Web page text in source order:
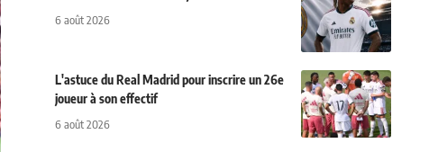
6 août 2026
L'astuce du Real Madrid pour inscrire un 26e
joueur à son effectif
6 août 2026